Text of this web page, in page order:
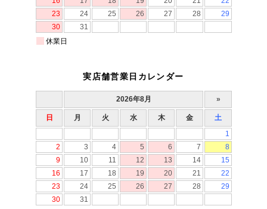
実店舗営業日カレンダー